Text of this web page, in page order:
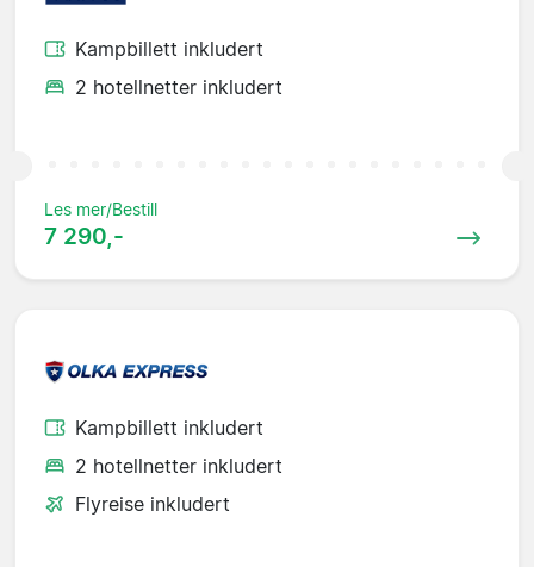
Kampbillett inkludert
2 hotellnetter inkludert
Les mer/Bestill
7 290,-
Kampbillett inkludert
2 hotellnetter inkludert
Flyreise inkludert